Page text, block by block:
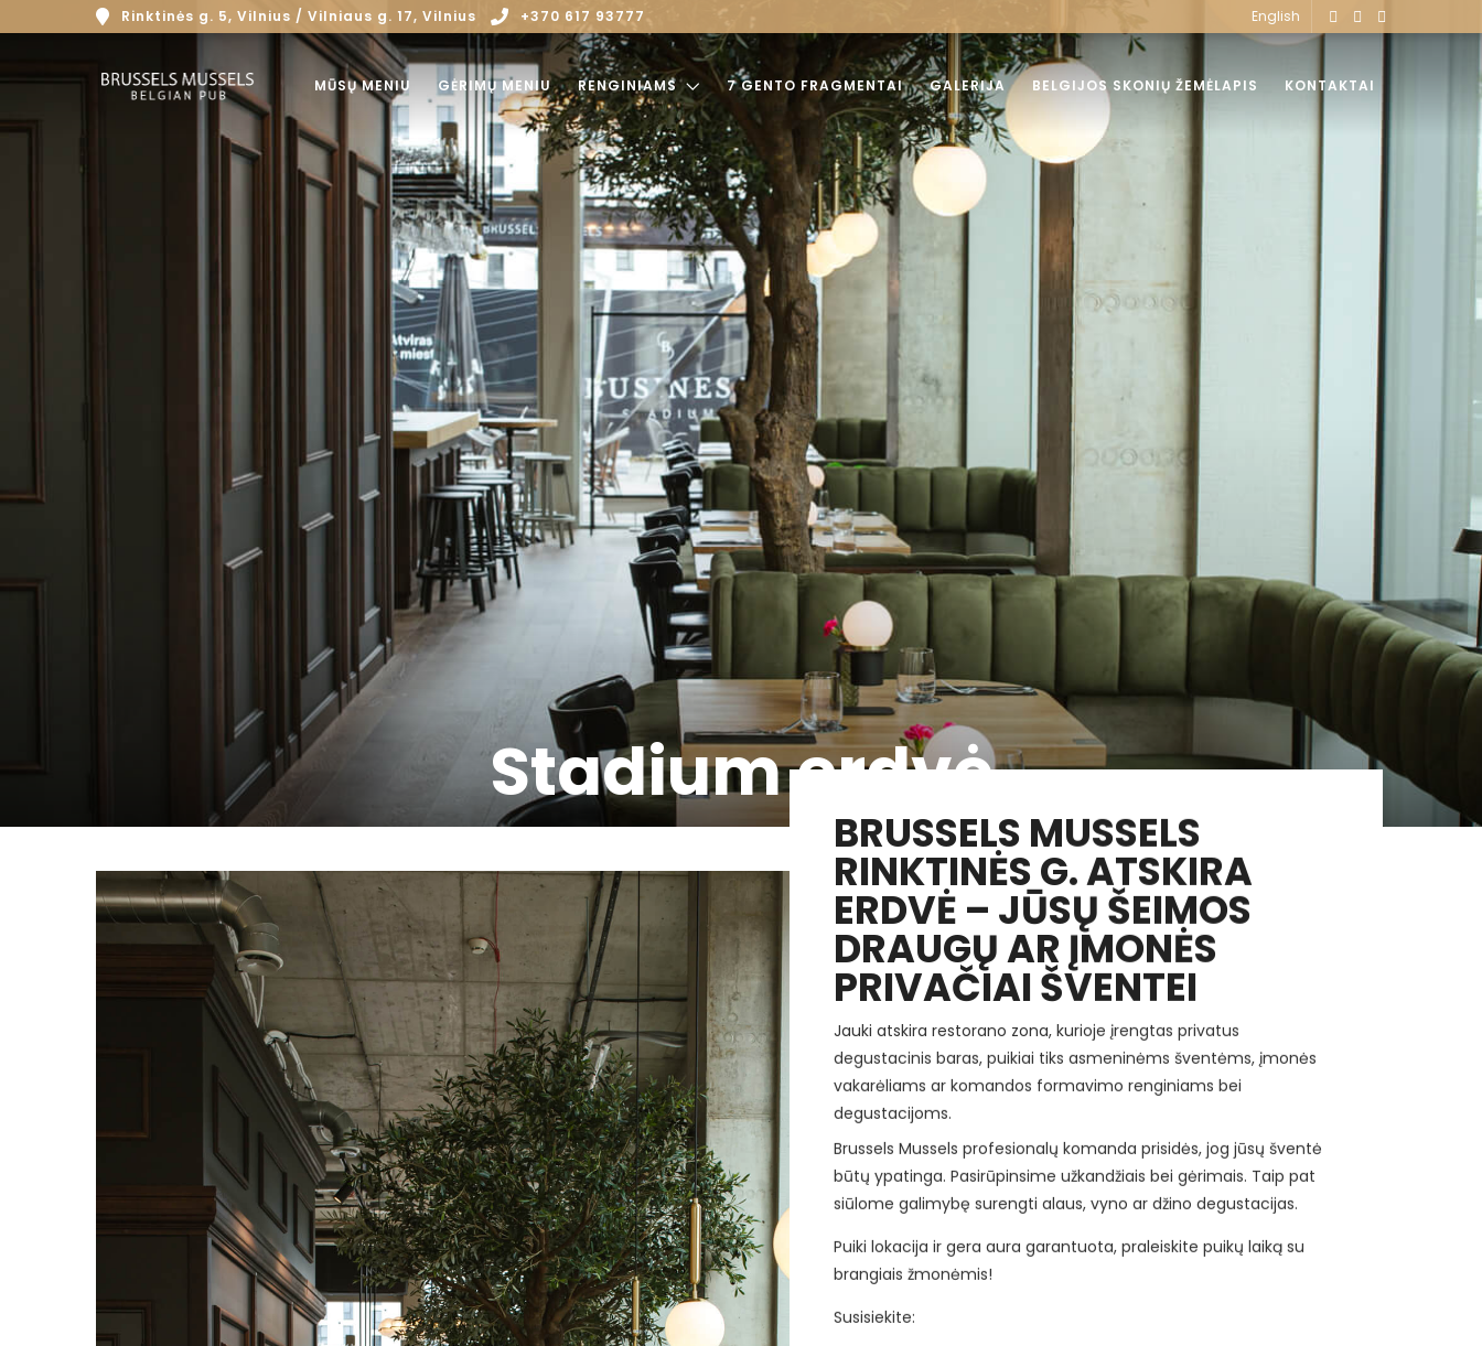
English
Rinktinės g. 5, Vilnius / Vilniaus g. 17, Vilnius +370 617 93777
MŪSŲ MENIU GĖRIMŲ MENIU RENGINIAMS 7 GENTO FRAGMENTAI GALERIJA BELGIJOS SKONIŲ ŽEMĖLAPIS KONTAKTAI
Stadium erdvė
BRUSSELS MUSSELS
RINKTINĖS G. ATSKIRA
ERDVĖ – JŪSŲ ŠEIMOS
DRAUGŲ AR ĮMONĖS
PRIVAČIAI ŠVENTEI
Jauki atskira restorano zona, kurioje įrengtas privatus
degustacinis baras, puikiai tiks asmeninėms šventėms, įmonės
vakarėliams ar komandos formavimo renginiams bei
degustacijoms.
Brussels Mussels profesionalų komanda prisidės, jog jūsų šventė
būtų ypatinga. Pasirūpinsime užkandžiais bei gėrimais. Taip pat
siūlome galimybę surengti alaus, vyno ar džino degustacijas.
Puiki lokacija ir gera aura garantuota, praleiskite puikų laiką su
brangiais žmonėmis!
Susisiekite: